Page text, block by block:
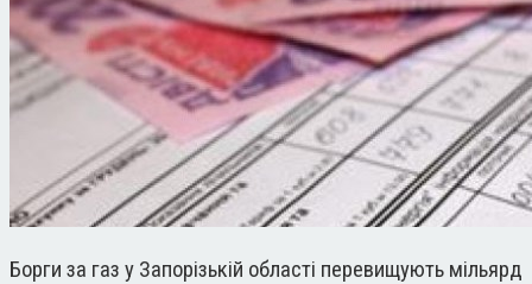
Борги за газ у Запорізькій області перевищують мільярд